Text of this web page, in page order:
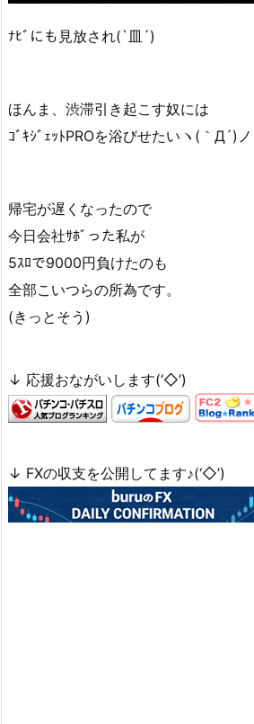
ﾅﾋﾞにも見放され(`皿´)
ほんま、渋滞引き起こす奴には
ｺﾞｷｼﾞｪｯﾄPROを浴びせたいヽ(｀Д´)ノ
帰宅が遅くなったので
今日会社ｻﾎﾞった私が
5ｽﾛで9000円負けたのも
全部こいつらの所為です。
(きっとそう)
↓ 応援おながいします(‘◇’)ゞ
↓ FXの収支を公開してます♪(‘◇’)ゞ